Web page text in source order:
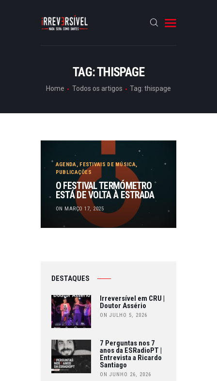
TAG: THISPAGE
Home Todos os artigos Tag: thispage
CRÓNICAS
AGENDA, FESTIVAIS DE MÚSICA,
PUBLICAÇÕES
O FESTIVAL TERMÓMETRO
ESTÁ DE VOLTA À ESTRADA
ON MARÇO 17, 2025
DESTAQUES
Irreversível em CRU |
Doutor Assério
ON JULHO 5, 2026
7 Perguntas nos 7
anos da ESRadioPT |
Entrevista a Ricardo
Santiago
ON JUNHO 26, 2026